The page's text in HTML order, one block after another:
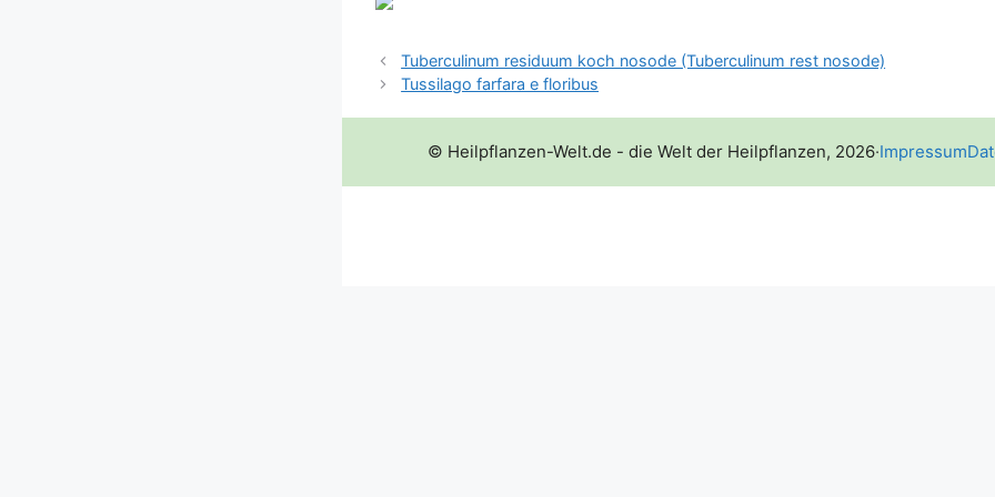
Tuberculinum residuum koch nosode (Tuberculinum rest nosode)
Tussilago farfara e floribus
© Heilpflanzen-Welt.de - die Welt der Heilpflanzen, 2026·Impressum